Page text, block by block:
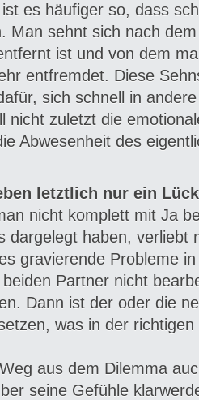
es häufiger so, dass
Man sehnt sich nach
ist und von dem
entfremdet. Diese
sich schnell in
nicht zuletzt die
Abwesenheit des
letztlich nur ein
nicht komplett mit Ja
dargelegt haben, verliebt
gravierende Probleme
Partner nicht
Dann ist der oder die
was in der
aus dem Dilemma
seine Gefühle